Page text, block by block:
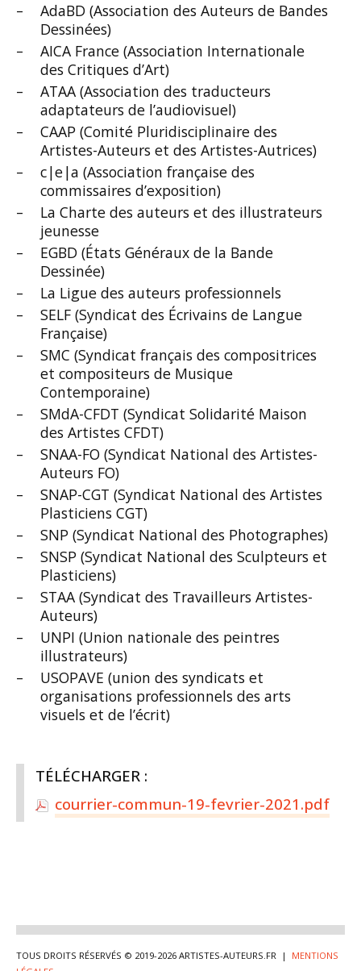
AdaBD (Association des Auteurs de Bandes
Dessinées)
AICA France (Association Internationale
des Critiques d’Art)
ATAA (Association des traducteurs
adaptateurs de l’audiovisuel)
CAAP (Comité Pluridisciplinaire des
Artistes-Auteurs et des Artistes-Autrices)
c|e|a (Association française des
commissaires d’exposition)
La Charte des auteurs et des illustrateurs
jeunesse
EGBD (États Généraux de la Bande
Dessinée)
La Ligue des auteurs professionnels
SELF (Syndicat des Écrivains de Langue
Française)
SMC (Syndicat français des compositrices
et compositeurs de Musique
Contemporaine)
SMdA-CFDT (Syndicat Solidarité Maison
des Artistes CFDT)
SNAA-FO (Syndicat National des Artistes-
Auteurs FO)
SNAP-CGT (Syndicat National des Artistes
Plasticiens CGT)
SNP (Syndicat National des Photographes)
SNSP (Syndicat National des Sculpteurs et
Plasticiens)
STAA (Syndicat des Travailleurs Artistes-
Auteurs)
UNPI (Union nationale des peintres
illustrateurs)
USOPAVE (union des syndicats et
organisations professionnels des arts
visuels et de l’écrit)
TÉLÉCHARGER :
courrier-commun-19-fevrier-2021.pdf
TOUS DROITS RÉSERVÉS © 2019-2026 ARTISTES-AUTEURS.FR | MENTIONS